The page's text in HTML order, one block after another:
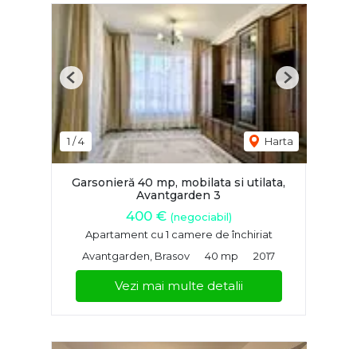
1 /4 Harta
Previous Next
Garsonieră 40 mp, mobilata si utilata,
Avantgarden 3
400 € (negociabil)
Apartament cu 1 camere de închiriat
Avantgarden, Brasov
40 mp 2017
Vezi mai multe detalii